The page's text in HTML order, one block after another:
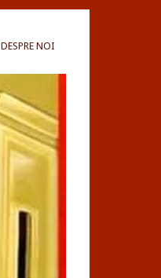
DESPRE NOI